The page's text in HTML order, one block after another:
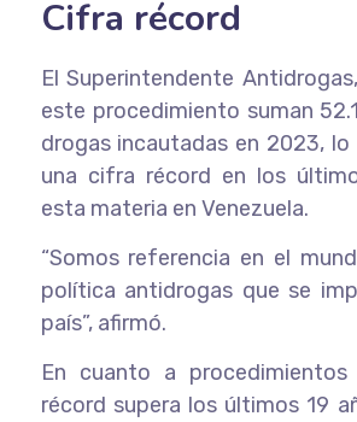
Cifra récord
El Superintendente
este procedimiento suman
drogas incautadas en 2023, lo
una cifra récord en los
esta materia en Venezuela.
“Somos referencia en el
política antidrogas que se
país”, afirmó.
En cuanto a
récord supera los últimos 19